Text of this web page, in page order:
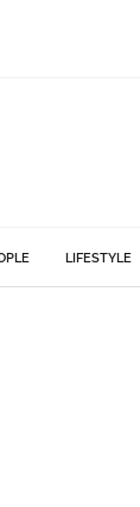
LIFESTYLE